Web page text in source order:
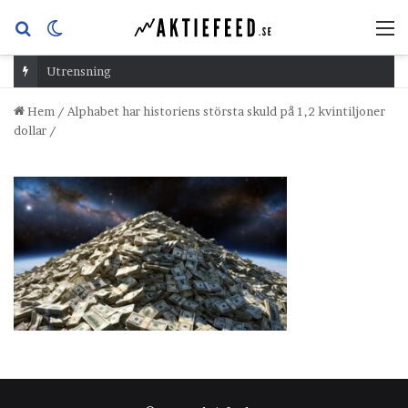
Sök
efterskin
Utrensning
Hem / Alphabet har historiens största skuld på 1,2 kvintiljoner
dollar /